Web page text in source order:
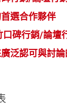
選合作夥伴
口碑行銷/論壇
泛認可與討